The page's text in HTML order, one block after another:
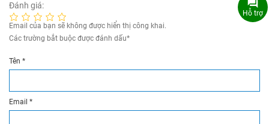
Đánh giá:
Email của bạn sẽ không được hiển thị công khai.
Các trường bắt buộc được đánh dấu*
Tên *
Email *
Hỗ trợ